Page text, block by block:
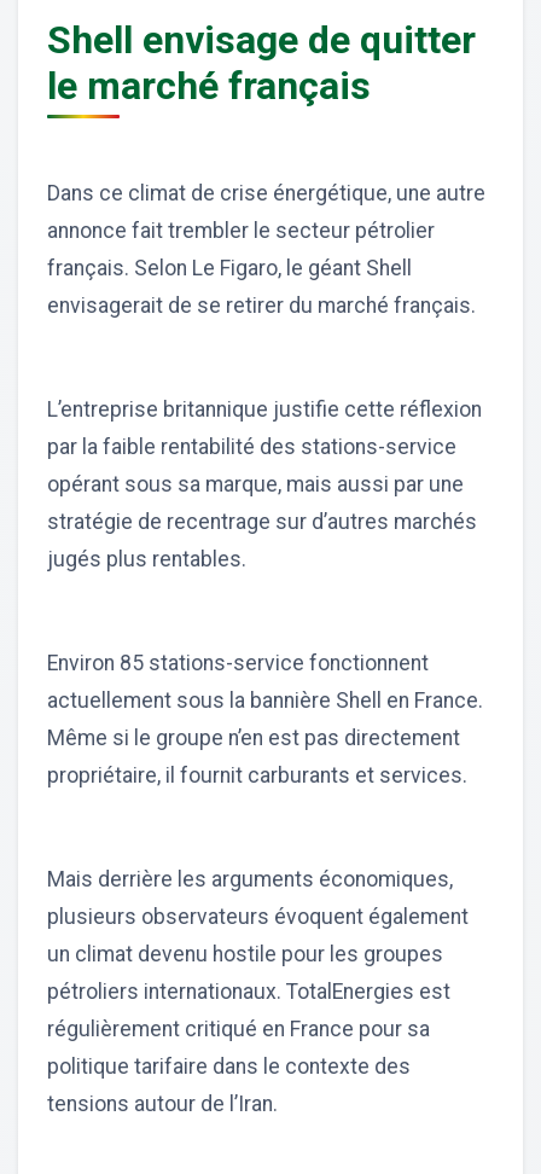
Shell envisage de quitter
le marché français
Dans ce climat de crise énergétique, une autre
annonce fait trembler le secteur pétrolier
français. Selon Le Figaro, le géant Shell
envisagerait de se retirer du marché français.
L’entreprise britannique justifie cette réflexion
par la faible rentabilité des stations-service
opérant sous sa marque, mais aussi par une
stratégie de recentrage sur d’autres marchés
jugés plus rentables.
Environ 85 stations-service fonctionnent
actuellement sous la bannière Shell en France.
Même si le groupe n’en est pas directement
propriétaire, il fournit carburants et services.
Mais derrière les arguments économiques,
plusieurs observateurs évoquent également
un climat devenu hostile pour les groupes
pétroliers internationaux. TotalEnergies est
régulièrement critiqué en France pour sa
politique tarifaire dans le contexte des
tensions autour de l’Iran.